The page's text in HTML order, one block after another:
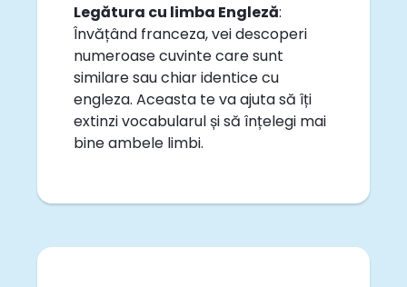
Legătura cu limba Engleză:
Învățând franceza, vei descoperi
numeroase cuvinte care sunt
similare sau chiar identice cu
engleza. Aceasta te va ajuta să îți
extinzi vocabularul și să înțelegi mai
bine ambele limbi.